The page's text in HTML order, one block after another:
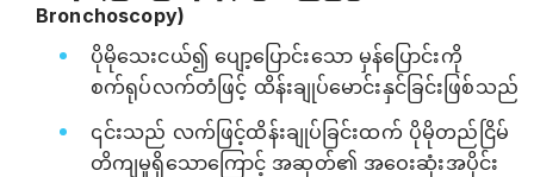
Bronchoscopy)
ပိုမိုသေးငယ်၍ ပျော့ပြောင်းသော မှန်ပြောင်းကို
စက်ရုပ်လက်တံဖြင့် ထိန်းချုပ်မောင်းနှင်ခြင်းဖြစ်သည်
၎င်းသည် လက်ဖြင့်ထိန်းချုပ်ခြင်းထက် ပိုမိုတည်ငြိမ်
တိကျမှုရှိသောကြောင့် အဆုတ်၏ အဝေးဆုံးအပိုင်း